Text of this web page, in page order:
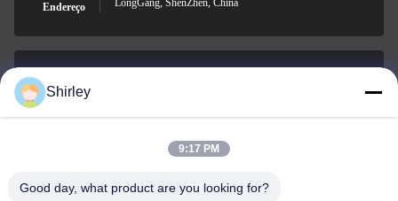
Endereço
LongGang, ShenZhen, China
0086-18148506772
Shirley
9:17 PM
Good day, what product are you looking for?